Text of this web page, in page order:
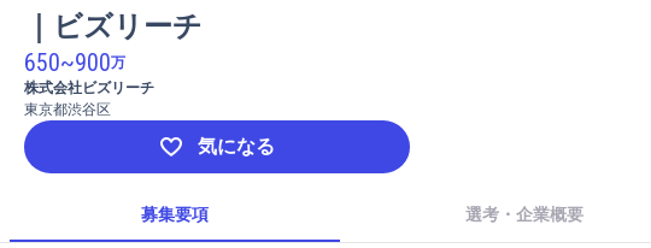
｜ビズリーチ
650~900万
株式会社ビズリーチ
東京都渋谷区
気になる
募集要項 選考・企業概要